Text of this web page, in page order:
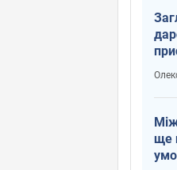
ще